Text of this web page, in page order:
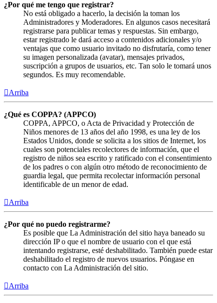
¿Por qué me tengo que registrar?
No está obligado a hacerlo, la decisión la toman los
Administradores y Moderadores. En algunos casos necesitará
registrarse para publicar temas y respuestas. Sin embargo,
estar registrado le dará acceso a contenidos adicionales y/o
ventajas que como usuario invitado no disfrutaría, como tener
su imagen personalizada (avatar), mensajes privados,
suscripción a grupos de usuarios, etc. Tan solo le tomará unos
segundos. Es muy recomendable.
Arriba
¿Qué es COPPA? (APPCO)
COPPA, APPCO, o Acta de Privacidad y Protección de
Niños menores de 13 años del año 1998, es una ley de los
Estados Unidos, donde se solicita a los sitios de Internet, los
cuales son potenciales recolectores de información, que el
registro de niños sea escrito y ratificado con el consentimiento
de los padres o con algún otro método de reconocimiento de
guardia legal, que permita recolectar información personal
identificable de un menor de edad.
Arriba
¿Por qué no puedo registrarme?
Es posible que La Administración del sitio haya baneado su
dirección IP o que el nombre de usuario con el que está
intentando registrarse, esté deshabilitado. También puede estar
deshabilitado el registro de nuevos usuarios. Póngase en
contacto con La Administración del sitio.
Arriba